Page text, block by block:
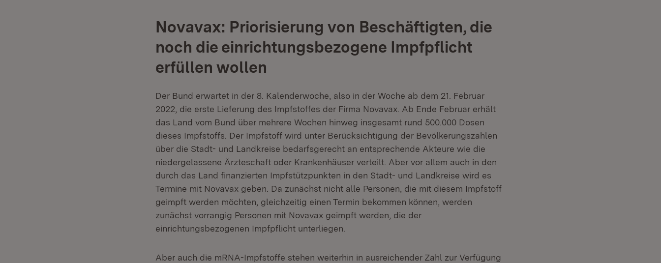
Novavax: Priorisierung von Beschäftigten, die
noch die einrichtungsbezogene Impfpflicht
erfüllen wollen
Der Bund erwartet in der 8. Kalenderwoche, also in der Woche ab dem 21. Februar
2022, die erste Lieferung des Impfstoffes der Firma Novavax. Ab Ende Februar erhält
das Land vom Bund über mehrere Wochen hinweg insgesamt rund 500.000 Dosen
dieses Impfstoffs. Der Impfstoff wird unter Berücksichtigung der Bevölkerungszahlen
über die Stadt- und Landkreise bedarfsgerecht an entsprechende Akteure wie die
niedergelassene Ärzteschaft oder Krankenhäuser verteilt. Aber vor allem auch in den
durch das Land finanzierten Impfstützpunkten in den Stadt- und Landkreise wird es
Termine mit Novavax geben. Da zunächst nicht alle Personen, die mit diesem Impfstoff
geimpft werden möchten, gleichzeitig einen Termin bekommen können, werden
zunächst vorrangig Personen mit Novavax geimpft werden, die der
einrichtungsbezogenen Impfpflicht unterliegen.
Aber auch die mRNA-Impfstoffe stehen weiterhin in ausreichender Zahl zur Verfügung